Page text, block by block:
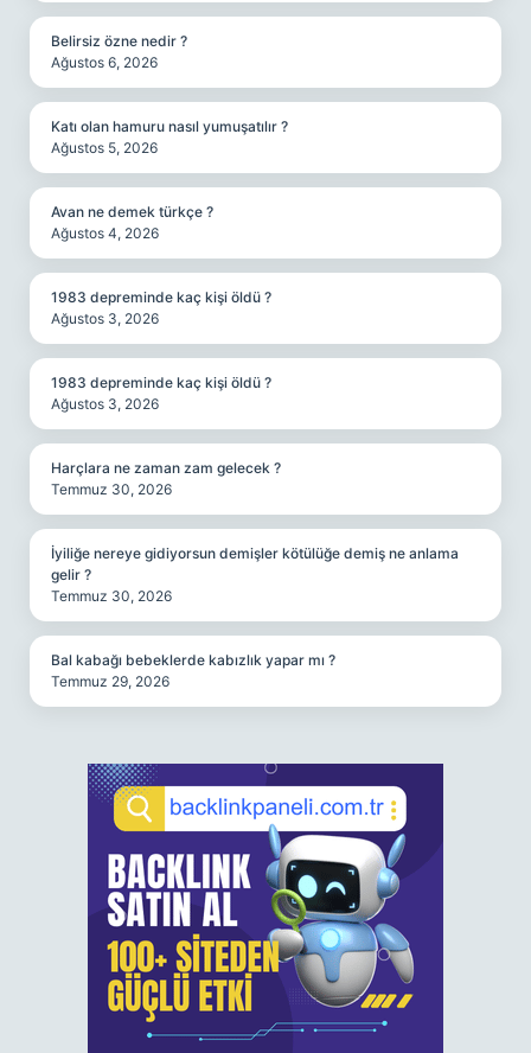
Belirsiz özne nedir ?
Ağustos 6, 2026
Katı olan hamuru nasıl yumuşatılır ?
Ağustos 5, 2026
Avan ne demek türkçe ?
Ağustos 4, 2026
1983 depreminde kaç kişi öldü ?
Ağustos 3, 2026
1983 depreminde kaç kişi öldü ?
Ağustos 3, 2026
Harçlara ne zaman zam gelecek ?
Temmuz 30, 2026
İyiliğe nereye gidiyorsun demişler kötülüğe demiş ne anlama
gelir ?
Temmuz 30, 2026
Bal kabağı bebeklerde kabızlık yapar mı ?
Temmuz 29, 2026